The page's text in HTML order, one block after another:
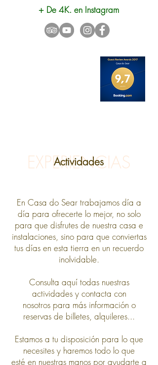
+ De 4K. en Instagram
EXPERIENCIAS
Actividades
En Casa do Sear trabajamos día a
día para ofrecerte lo mejor, no solo
para que disfrutes de nuestra casa e
instalaciones, sino para que conviertas
tus días en esta tierra en un recuerdo
inolvidable.
Consulta aquí todas nuestras
actividades y contacta con
nosotros para más información o
reservas de billetes, alquileres...
Estamos a tu disposición para lo que
necesites y haremos todo lo que
esté en nuestras manos por ayudarte a